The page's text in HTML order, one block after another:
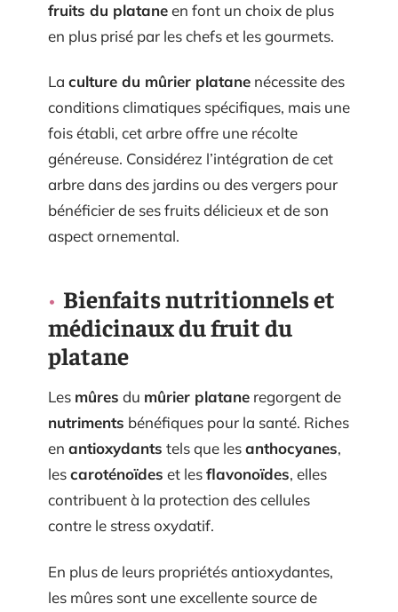
fruits du plataneen font un choix de plus
en plus prisé par les chefs et les gourmets.
La culture du mûrier platane nécessite des
conditions climatiques spécifiques, mais une
fois établi, cet arbre offre une récolte
généreuse. Considérez l’intégration de cet
arbre dans des jardins ou des vergers pour
bénéficier de ses fruits délicieux et de son
aspect ornemental.
Bienfaits nutritionnels et
médicinaux du fruit du
platane
Les mûres du mûrier platane regorgent de
nutriments bénéfiques pour la santé. Riches
en antioxydants tels que lesanthocyanes,
lescaroténoïdes et lesflavonoïdes, elles
contribuent à la protection des cellules
contre le stress oxydatif.
En plus de leurs propriétés antioxydantes,
les mûres sont une excellente source de